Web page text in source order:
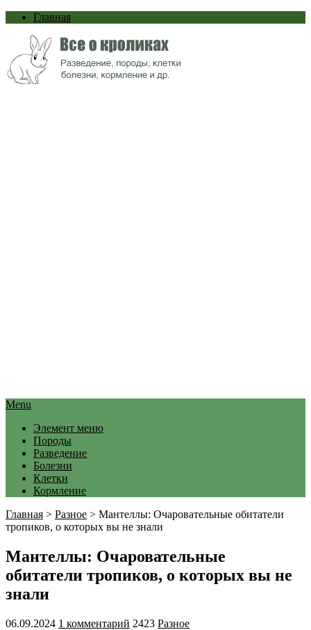
Главная
Menu
Элемент меню
Породы
Разведение
Болезни
Клетки
Кормление
Главная > Разное > Мантеллы: Очаровательные обитатели
тропиков, о которых вы не знали
Мантеллы: Очаровательные
обитатели тропиков, о которых вы не
знали
06.09.2024 1 комментарий 2423 Разное